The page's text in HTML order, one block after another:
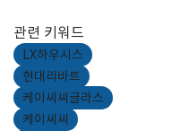
관련 키워드
LX하우시스
현대리바트
케이씨씨글라스
케이씨씨